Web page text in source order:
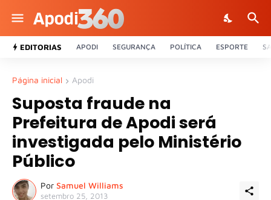
EDITORIAS APODI SEGURANÇA POLÍTICA ESPORTE
Página inicial Apodi
Suposta fraude na
Prefeitura de Apodi será
investigada pelo Ministério
Público
Por Samuel Williams
setembro 25, 2013